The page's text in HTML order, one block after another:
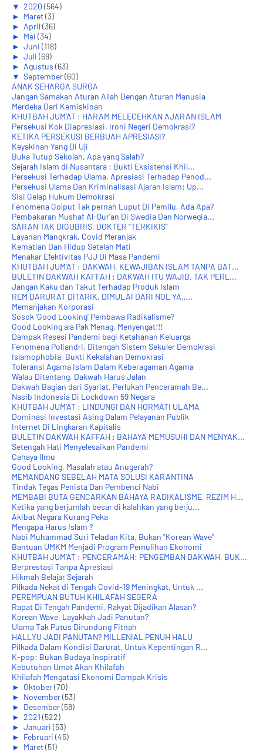
▼ 2020 (564)
► Maret(3)
► April(36)
► Mei (34)
► Juni (118)
► Juli (69)
► Agustus (63)
▼ September(60)
ANAK SEHARGA SURGA
Jangan Samakan Aturan Allah Dengan Aturan Manusia
Merdeka Dari Kemiskinan
KHUTBAH JUM'AT : HARAM MELECEHKAN AJARAN ISLAM
Persekusi Kok Diapresiasi, Ironi Negeri Demokrasi?
KETIKA PERSEKUSI BERBUAH APRESIASI?
Keyakinan Yang Di Uji
Buka Tutup Sekolah, Apa yang Salah?
Sejarah Islam di Nusantara : Bukti Eksistensi Khil...
Persekusi Terhadap Ulama, Apresiasi Terhadap Penod...
Persekusi Ulama Dan Kriminalisasi Ajaran Islam: Up...
Sisi Gelap Hukum Demokrasi
Fenomena Golput Tak pernah Luput Di Pemilu, Ada Apa?
Pembakaran Mushaf Al-Qur'an Di Swedia Dan Norwegia...
SARAN TAK DIGUBRIS, DOKTER “TERKIKIS”
Layanan Mangkrak, Covid Meranjak
Kematian Dan Hidup Setelah Mati
Menakar Efektivitas PJJ Di Masa Pandemi
KHUTBAH JUM'AT : DAKWAH, KEWAJIBAN ISLAM TANPA BAT...
BULETIN DAKWAH KAFFAH : DAKWAH ITU WAJIB, TAK PERL...
Jangan Kaku dan Takut Terhadap Produk Islam
REM DARURAT DITARIK, DIMULAI DARI NOL YA…..
Memanjakan Korporasi
Sosok 'Good Looking' Pembawa Radikalisme?
Good Looking ala Pak Menag, Menyengat!!!
Dampak Resesi Pandemi bagi Ketahanan Keluarga
Fenomena Poliandri, Ditengah Sistem Sekuler Demokrasi
Islamophobia, Bukti Kekalahan Demokrasi
Toleransi Agama Islam Dalam Keberagaman Agama
Walau Ditentang, Dakwah Harus Jalan
Dakwah Bagian dari Syariat, Perlukah Penceramah Be...
Nasib Indonesia Di Lockdown 59 Negara
KHUTBAH JUM'AT : LINDUNGI DAN HORMATI ULAMA
Dominasi Investasi Asing Dalam Pelayanan Publik
Internet Di Lingkaran Kapitalis
BULETIN DAKWAH KAFFAH : BAHAYA MEMUSUHI DAN MENYAK...
Setengah Hati Menyelesaikan Pandemi
Cahaya Ilmu
Good Looking, Masalah atau Anugerah?
MEMANDANG SEBELAH MATA SOLUSI KARANTINA
Tindak Tegas Penista Dan Pembenci Nabi
MEMBABI BUTA GENCARKAN BAHAYA RADIKALISME, REZIM H...
Ketika yang berjumlah besar di kalahkan yang berju...
Akibat Negara Kurang Peka
Mengapa Harus Islam ?
Nabi Muhammad Suri Teladan Kita, Bukan "Korean Wave"
Bantuan UMKM Menjadi Program Pemulihan Ekonomi
KHUTBAH JUM'AT : PENCERAMAH: PENGEMBAN DAKWAH, BUK...
Berprestasi Tanpa Apresiasi
Hikmah Belajar Sejarah
Pilkada Nekat di Tengah Covid-19 Meningkat, Untuk ...
PEREMPUAN BUTUH KHILAFAH SEGERA
Rapat Di Tengah Pandemi, Rakyat Dijadikan Alasan?
Korean Wave, Layakkah Jadi Panutan?
Ulama Tak Putus Dirundung Fitnah
HALLYU JADI PANUTAN? MILLENIAL PENUH HALU
Pilkada Dalam Kondisi Darurat, Untuk Kepentingan R...
K-pop: Bukan Budaya Inspiratif
Kebutuhan Umat Akan Khilafah
Khilafah Mengatasi Ekonomi Dampak Krisis
► Oktober(70)
► November(53)
► Desember(58)
► 2021 (522)
► Januari (53)
► Februari (45)
► Maret(51)